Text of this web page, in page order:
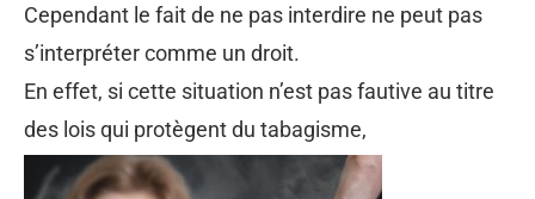
Cependant le fait de ne pas interdire ne peut pas
s’interpréter comme un droit.
En effet, si cette situation n’est pas fautive au titre
des lois qui protègent du tabagisme,